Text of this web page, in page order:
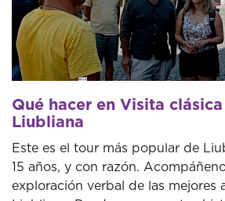
Qué hacer en Visita
Liubliana
Este es el tour más popular de
15 años, y con razón.
exploración verbal de las mejores